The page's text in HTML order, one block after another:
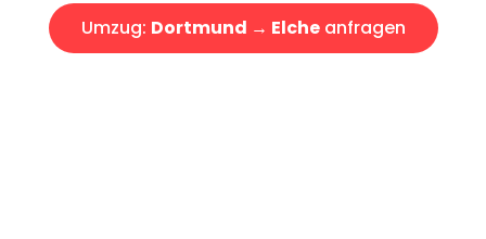
Umzug: Dortmund → Elcheanfragen